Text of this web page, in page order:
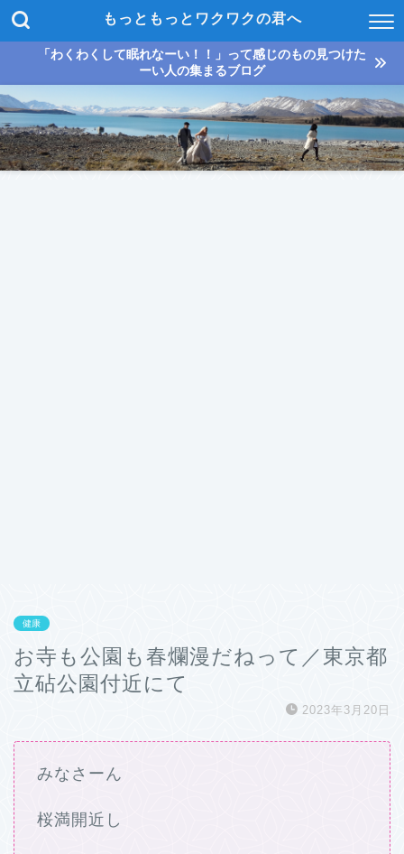
もっともっとワクワクの君へ
「わくわくして眠れなーい！！」って感じのもの見つけた
ーい人の集まるブログ
健康
お寺も公園も春爛漫だねって／東京都
立砧公園付近にて
2023年3月20日
みなさーん
桜満開近し